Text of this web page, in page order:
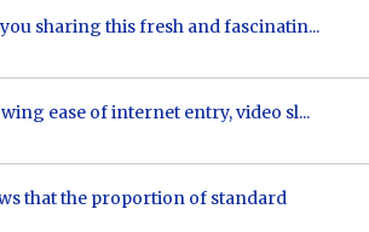
sharing this fresh and fascinatin...
ease of internet entry, video sl...
that the proportion of standard